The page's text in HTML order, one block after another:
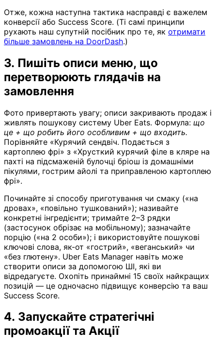
Отже, кожна наступна тактика насправді є важелем
конверсії або Success Score. (Ті самі принципи
рухають наш супутній посібник про те, як отримати
більше замовлень на DoorDash.)
3. Пишіть описи меню, що
перетворюють глядачів на
замовлення
Фото привертають увагу; описи закривають продаж і
живлять пошукову систему Uber Eats. Формула: що
це + що робить його особливим + що входить.
Порівняйте «Курячий сендвіч. Подається з
картоплею фрі» з «Хрусткий курячий філе в кляре на
пахті на підсмаженій булочці бріош із домашніми
пікулями, гострим айолі та приправленою картоплею
фрі».
Починайте зі способу приготування чи смаку («на
дровах», «повільно тушкований»); називайте
конкретні інгредієнти; тримайте 2–3 рядки
(застосунок обрізає на мобільному); зазначайте
порцію («на 2 особи»); і використовуйте пошукові
ключові слова, як-от «гострий», «веганський» чи
«без глютену». Uber Eats Manager навіть може
створити описи за допомогою ШІ, які ви
відредагуєте. Охопіть принаймні 15 своїх найкращих
позицій — це одночасно підвищує конверсію та ваш
Success Score.
4. Запускайте стратегічні
промоакції та Акції